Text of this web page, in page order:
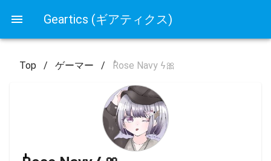
Geartics (ギアティクス)
Top / ゲーマー / ٰٰٰٰٰRose Navy ϟ🎀